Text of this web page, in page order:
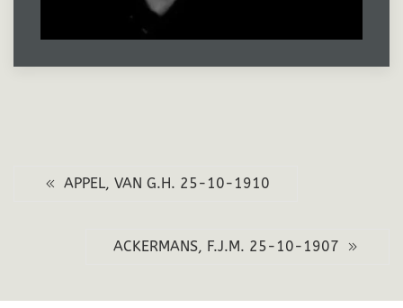
APPEL, VAN G.H. 25-10-1910
ACKERMANS, F.J.M. 25-10-1907